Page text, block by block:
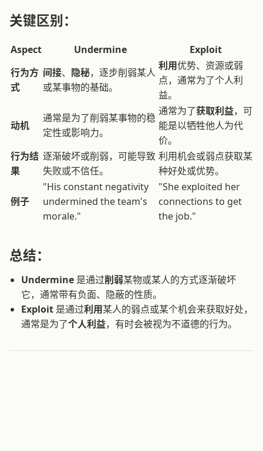
关键区别：
Aspect Undermine
Exploit
行为方
式
间接、 隐秘，逐步削弱某人
或某事物的基础。
利用优势、资源或弱
点，通常为了个人利
益。
动机
通常是为了削弱某事物的稳
定性或影响力。
通常为了获取利益，可
能是以牺牲他人为代
价。
行为结
果
逐渐破坏或削弱，可能导致
失败或不信任。
利用机会或弱点获取某
种好处或优势。
例子
"His constant negativity
undermined the team's
morale."
"She exploited her
connections to get
the job."
总结：
Undermine 是通过削弱某物或某人的方式逐渐破坏
它，通常带有负面、隐蔽的性质。
Exploit 是通过利用某人的弱点或某个机会来获取好处，
通常是为了个人利益，有时会被视为不道德的行为。